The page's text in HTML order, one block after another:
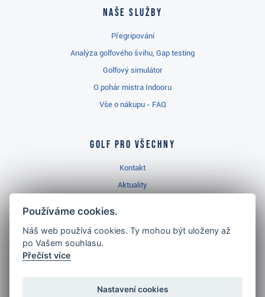
Naše služby
Přegripování
Analýza golfového švihu, Gap testing
Golfový simulátor
O pohár mistra Indooru
Vše o nákupu - FAQ
Golf pro všechny
Kontakt
Aktuality
Golfový slovník
Používáme cookies.
Náš web používá cookies. Ty mohou být uloženy až
po Vašem souhlasu.
Přečíst více
Nastavení cookies